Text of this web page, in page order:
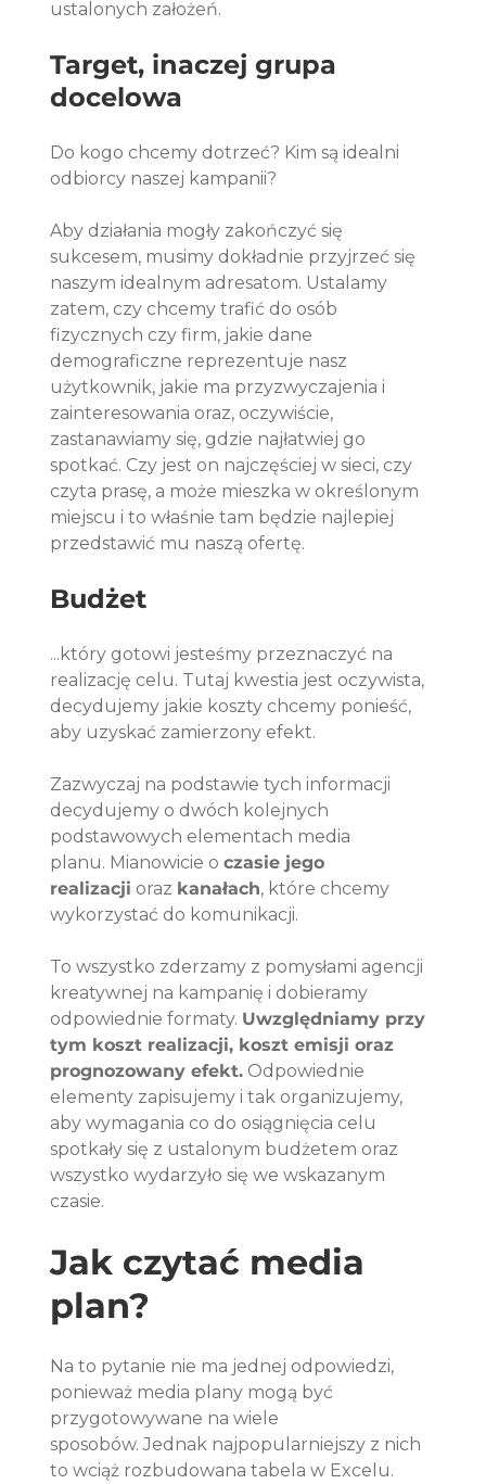
ustalonych założeń.
Target, inaczej grupa
docelowa
Do kogo chcemy dotrzeć? Kim są idealni
odbiorcy naszej kampanii?
Aby działania mogły zakończyć się
sukcesem, musimy dokładnie przyjrzeć się
naszym idealnym adresatom. Ustalamy
zatem, czy chcemy trafić do osób
fizycznych czy firm, jakie dane
demograficzne reprezentuje nasz
użytkownik, jakie ma przyzwyczajenia i
zainteresowania oraz, oczywiście,
zastanawiamy się, gdzie najłatwiej go
spotkać. Czy jest on najczęściej w sieci, czy
czyta prasę, a może mieszka w określonym
miejscu i to właśnie tam będzie najlepiej
przedstawić mu naszą ofertę.
Budżet
...który gotowi jesteśmy przeznaczyć na
realizację celu. Tutaj kwestia jest oczywista,
decydujemy jakie koszty chcemy ponieść,
aby uzyskać zamierzony efekt.
Zazwyczaj na podstawie tych informacji
decydujemy o dwóch kolejnych
podstawowych elementach media
planu. Mianowicie o czasie jego
realizacji oraz kanałach, które chcemy
wykorzystać do komunikacji.
To wszystko zderzamy z pomysłami agencji
kreatywnej na kampanię i dobieramy
odpowiednie formaty. Uwzględniamy przy
tym koszt realizacji, koszt emisji oraz
prognozowany efekt. Odpowiednie
elementy zapisujemy i tak organizujemy,
aby wymagania co do osiągnięcia celu
spotkały się z ustalonym budżetem oraz
wszystko wydarzyło się we wskazanym
czasie.
Jak czytać media
plan?
Na to pytanie nie ma jednej odpowiedzi,
ponieważ media plany mogą być
przygotowywane na wiele
sposobów. Jednak najpopularniejszy z nich
to wciąż rozbudowana tabela w Excelu.